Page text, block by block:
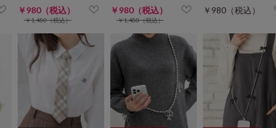
￥980（税込）
￥1,480（税込）
￥980（税込）
￥1,480（税込）
￥980（税込）